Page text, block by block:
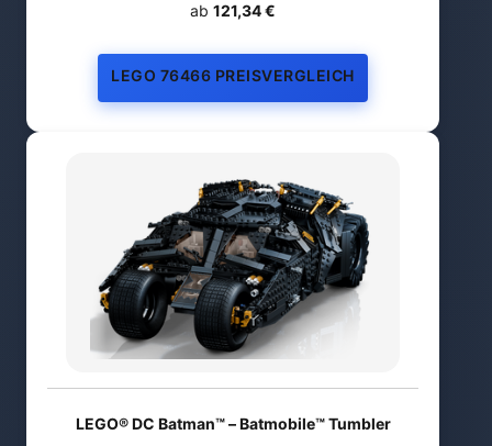
ab 121,34 €
LEGO 76466 PREISVERGLEICH
LEGO® DC Batman™ – Batmobile™ Tumbler